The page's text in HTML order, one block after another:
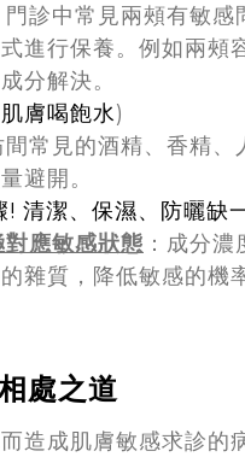
門診中常見兩頰有敏
進行保養。例如兩
分解決。
膚喝飽水)
間常見的酒精、香精
避開。
! 清潔、保濕、防曬缺
應敏感狀態 ：成分
雜質，降低敏感的機
處之道
造成肌膚敏感求診